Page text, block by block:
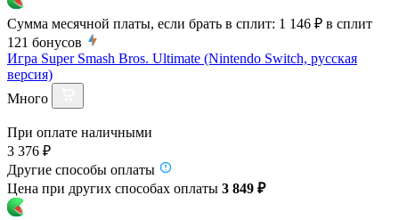
Сумма месячной платы, если брать в сплит: 1 146 ₽ в сплит
121 бонусов
Игра Super Smash Bros. Ultimate (Nintendo Switch, русская
версия)
Много
При оплате наличными
3 376 ₽
Другие способы оплаты
Цена при других способах оплаты 3 849 ₽